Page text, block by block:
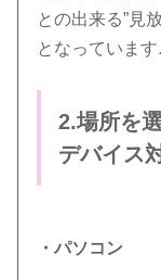
との出来る”見
となっています
2.場所を
デバイス
・パソコン